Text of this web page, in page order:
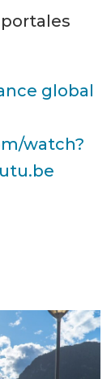
global
watch?